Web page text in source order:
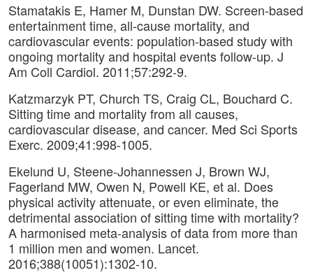
Stamatakis E, Hamer M, Dunstan DW. Screen-based
entertainment time, all-cause mortality, and
cardiovascular events: population-based study with
ongoing mortality and hospital events follow-up. J
Am Coll Cardiol. 2011;57:292-9.
Katzmarzyk PT, Church TS, Craig CL, Bouchard C.
Sitting time and mortality from all causes,
cardiovascular disease, and cancer. Med Sci Sports
Exerc. 2009;41:998-1005.
Ekelund U, Steene-Johannessen J, Brown WJ,
Fagerland MW, Owen N, Powell KE, et al. Does
physical activity attenuate, or even eliminate, the
detrimental association of sitting time with mortality?
A harmonised meta-analysis of data from more than
1 million men and women. Lancet.
2016;388(10051):1302-10.